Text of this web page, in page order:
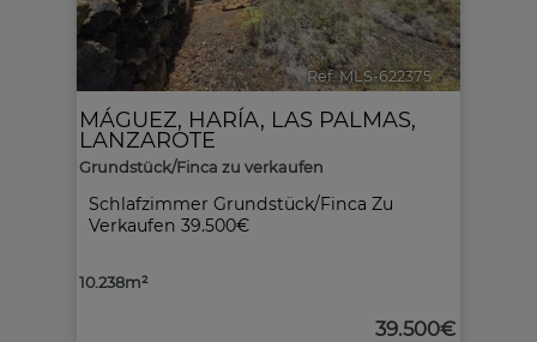
Ref. MLS-622375 🔗
Schlafzimmer Grundstück/Finca Zu
Verkaufen 39.500€
MÁGUEZ, HARÍA, LAS PALMAS,
LANZAROTE
Grundstück/Finca zu verkaufen
10.238m²
39.500€